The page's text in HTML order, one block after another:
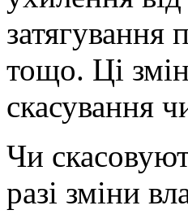
затягування
тощо. Ці
скасування
Чи
разі зміни